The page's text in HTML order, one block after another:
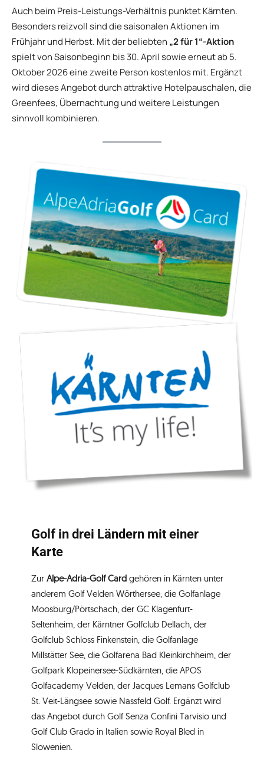
Auch beim Preis-Leistungs-Verhältnis punktet Kärnten.
Besonders reizvoll sind die saisonalen Aktionen im
Frühjahr und Herbst. Mit der beliebten „2 für 1“-Aktion
spielt von Saisonbeginn bis 30. April sowie erneut ab 5.
Oktober 2026 eine zweite Person kostenlos mit. Ergänzt
wird dieses Angebot durch attraktive Hotelpauschalen, die
Greenfees, Übernachtung und weitere Leistungen
sinnvoll kombinieren.
Golf in drei Ländern mit einer
Karte
Zur Alpe-Adria-Golf Cardgehören in Kärnten unter
anderem Golf Velden Wörthersee, die Golfanlage
Moosburg/Pörtschach, der GC Klagenfurt-
Seltenheim, der Kärntner Golfclub Dellach, der
Golfclub Schloss Finkenstein, die Golfanlage
Millstätter See, die Golfarena Bad Kleinkirchheim, der
Golfpark Klopeinersee-Südkärnten, die APOS
Golfacademy Velden, der Jacques Lemans Golfclub
St. Veit-Längsee sowie Nassfeld Golf. Ergänzt wird
das Angebot durch Golf Senza Confini Tarvisio und
Golf Club Grado in Italien sowie Royal Bled in
Slowenien.